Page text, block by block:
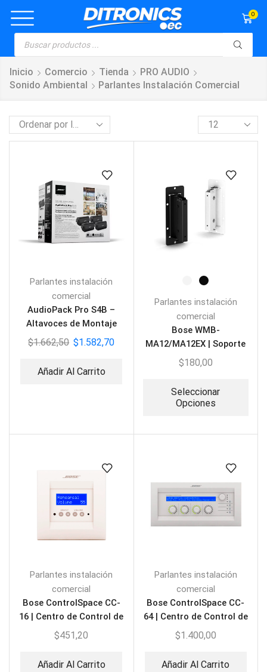
0
Inicio Comercio Tienda
PRO AUDIO
Sonido Ambiental
Parlantes Instalación Comercial
Parlantes instalación
comercial
AudioPack Pro S4B –
Altavoces de Montaje
$1.662,50 $1.582,70
Añadir Al Carrito
Parlantes instalación
comercial
Bose WMB-
MA12/MA12EX | Soporte
Bipivote Premium para
$180,00
Seleccionar
Opciones
Parlantes instalación
comercial
Bose ControlSpace CC-
16 | Centro de Control de
Zona Programable
$451,20
Añadir Al Carrito
Parlantes instalación
comercial
Bose ControlSpace CC-
64 | Centro de Control de
Red Programable
$1.400,00
Añadir Al Carrito